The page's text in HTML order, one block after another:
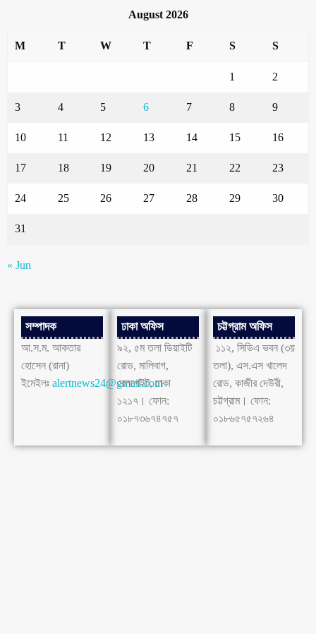
August 2026
M T W T F S S
1 2
3 4 5 6 7 8 9
10 11 12 13 14 15 16
17 18 19 20 21 22 23
24 25 26 27 28 29 30
31
« Jun
সম্পাদক
আ.স.ম. আকতার
হোসেন (রানা)
ইমেইলঃ alertnews24@gmail.com
ঢাকা অফিস
৯২, ৫ম তলা ডিয়াইটি
রোড, মালিবাগ,
রেলগেইট, ঢাকা
১২১৭। ফোন:
০১৮৭৩৬৭৪৭৫৭
চট্টগ্রাম অফিস
১১২, সিডিএ ভবন (৩য়
তলা), এস.এস খালেদ
রোড, কাজীর দেউরী,
চট্টগ্রাম। ফোন:
০১৮৬৫৭৫৭২৬৪